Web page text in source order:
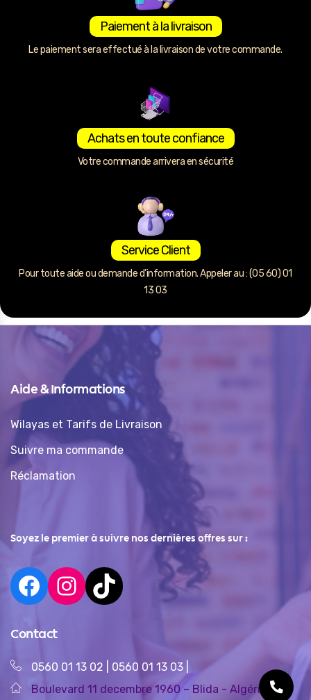
Paiement à la livraison
Le paiement sera effectué à la livraison de votre commande.
Achats en toute confiance
Votre commande arrivera en sécurité
Service Client
Pour toute aide ou demande d’information. Appeler au : (05 60) 01
13 03
Aide & Informations
Wilayas et Tarifs de Livraison
Suivre ma commande
Réclamation
Soyez le premier à suivre nos dernières offres sur :
Contact
0560 01 13 02 0560 01 13 03
Boulevard 11 decembre 1960 – Blida - Algérie